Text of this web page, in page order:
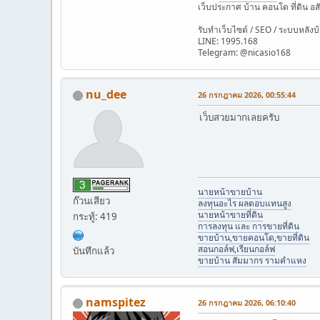
เว็บประกาศ บ้าน คอนโด ที่ดิน อ
รับทำเว็บไซต์ / SEO / ระบบหลัง
LINE: 1995.168
Telegram: @nicasio168
nu_dee
ก๊วนเสียว
กระทู้: 419
บันทึกแล้ว
26 กรกฎาคม 2026, 00:55:44
เว็บสวยมากเลยครับ
นายหน้าขายบ้าน
ลงทุนอะไร ผลตอบแทนสูง
นายหน้าขายที่ดิน
การลงทุน และ การขายที่ดิน
ขายบ้าน,ขายคอนโด,ขายที่ดิน
สอนกอล์ฟ,เรียนกอล์ฟ
ขายบ้าน สัมมากร รามคำแหง
namspitez 26 กรกฎาคม 2026, 06:10:40